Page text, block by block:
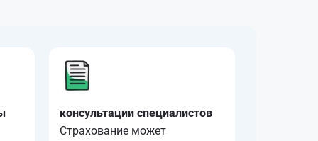
консультации специалистов
Страхование может